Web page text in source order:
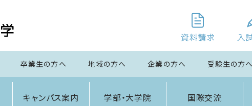
卒業生の方へ 地域の方へ 企業の方へ 受験生の方へ
キャンパス案内 学部・大学院 国際交流